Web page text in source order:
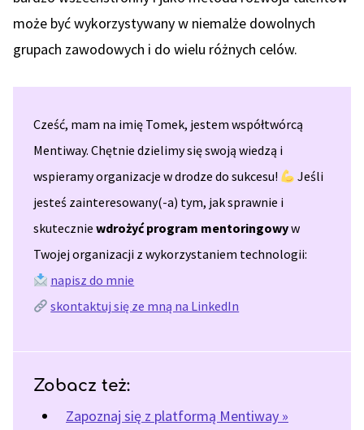
może być wykorzystywany w niemalże dowolnych
grupach zawodowych i do wielu różnych celów.
Cześć, mam na imię Tomek, jestem współtwórcą
Mentiway. Chętnie dzielimy się swoją wiedzą i
wspieramy organizacje w drodze do sukcesu!
Jeśli
jesteś zainteresowany(-a) tym, jak sprawnie i
skutecznie wdrożyć program mentoringowyw
Twojej organizacji z wykorzystaniem technologii:
napisz do mnie
skontaktuj się ze mną na LinkedIn
Zobacz też:
Zapoznaj się z platformą Mentiway »